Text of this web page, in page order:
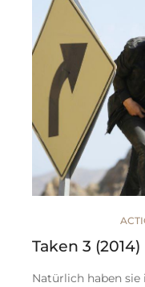
Taken 3 (2014)
Natürlich haben